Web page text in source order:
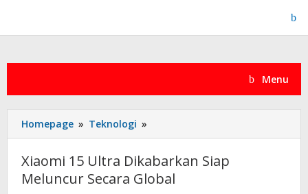
content
Menu
Homepage » Teknologi »
15
Dikabarkan
Siap
Xiaomi 15 Ultra Dikabarkan Siap
Meluncur Secara Global